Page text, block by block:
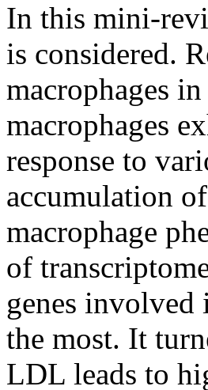
In this mini-
is considered.
macrophages
macrophages
response to
accumulation
macrophage
of
genes involved
the most. It
LDL leads to